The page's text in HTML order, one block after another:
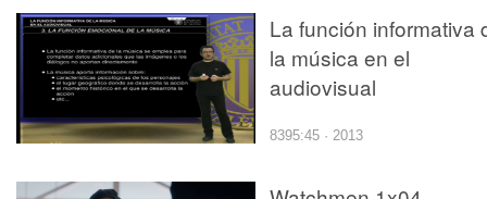
La función informativa
la música en el
audiovisual
8395:45 · 2013